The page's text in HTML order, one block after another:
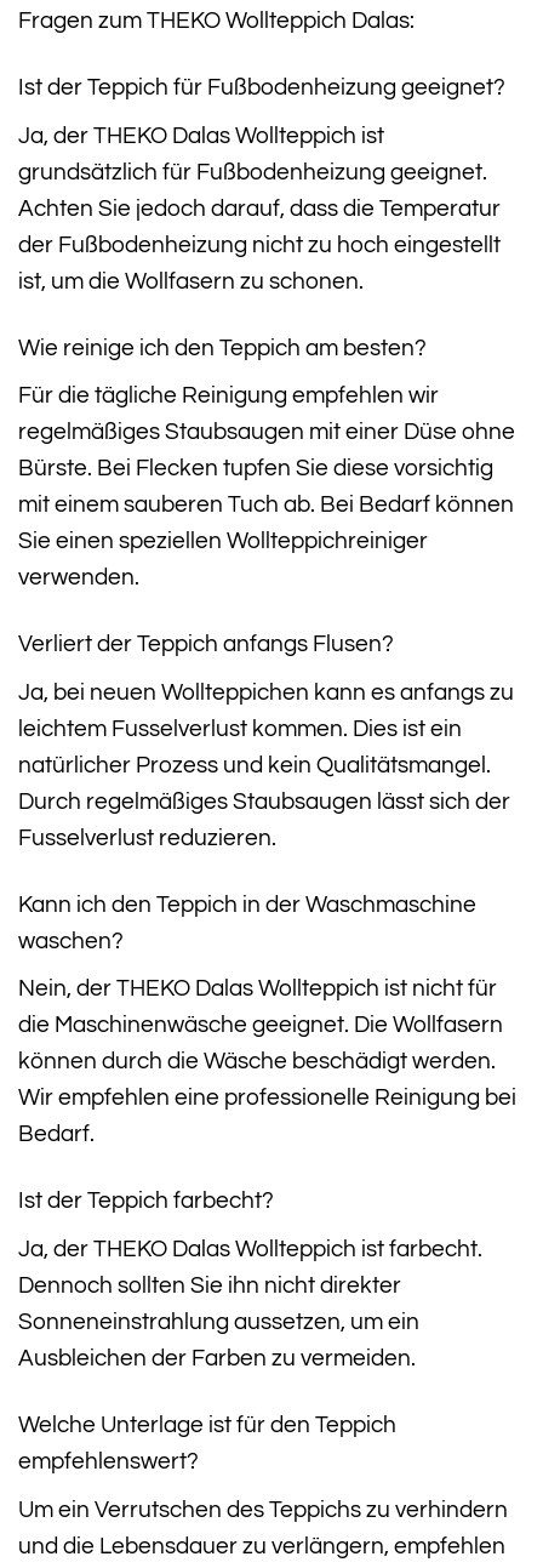
Fragen zum THEKO Wollteppich Dalas:
Ist der Teppich für Fußbodenheizung geeignet?
Ja, der THEKO Dalas Wollteppich ist
grundsätzlich für Fußbodenheizung geeignet.
Achten Sie jedoch darauf, dass die Temperatur
der Fußbodenheizung nicht zu hoch eingestellt
ist, um die Wollfasern zu schonen.
Wie reinige ich den Teppich am besten?
Für die tägliche Reinigung empfehlen wir
regelmäßiges Staubsaugen mit einer Düse ohne
Bürste. Bei Flecken tupfen Sie diese vorsichtig
mit einem sauberen Tuch ab. Bei Bedarf können
Sie einen speziellen Wollteppichreiniger
verwenden.
Verliert der Teppich anfangs Flusen?
Ja, bei neuen Wollteppichen kann es anfangs zu
leichtem Fusselverlust kommen. Dies ist ein
natürlicher Prozess und kein Qualitätsmangel.
Durch regelmäßiges Staubsaugen lässt sich der
Fusselverlust reduzieren.
Kann ich den Teppich in der Waschmaschine
waschen?
Nein, der THEKO Dalas Wollteppich ist nicht für
die Maschinenwäsche geeignet. Die Wollfasern
können durch die Wäsche beschädigt werden.
Wir empfehlen eine professionelle Reinigung bei
Bedarf.
Ist der Teppich farbecht?
Ja, der THEKO Dalas Wollteppich ist farbecht.
Dennoch sollten Sie ihn nicht direkter
Sonneneinstrahlung aussetzen, um ein
Ausbleichen der Farben zu vermeiden.
Welche Unterlage ist für den Teppich
empfehlenswert?
Um ein Verrutschen des Teppichs zu verhindern
und die Lebensdauer zu verlängern, empfehlen